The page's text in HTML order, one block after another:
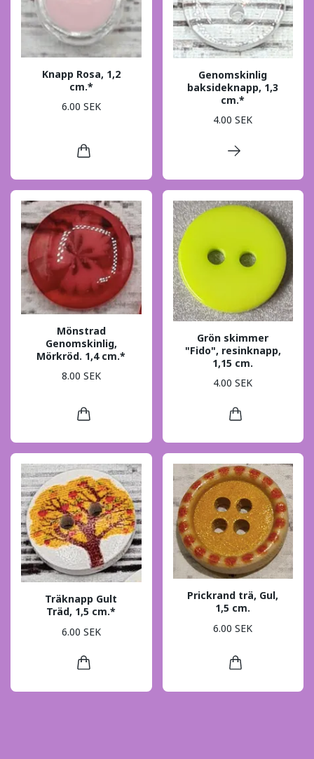
Knapp Rosa, 1,2
cm.*
6.00 SEK
Genomskinlig
baksideknapp, 1,3
cm.*
4.00 SEK
Mönstrad
Genomskinlig,
Mörkröd. 1,4 cm.*
8.00 SEK
Grön skimmer
"Fido", resinknapp,
1,15 cm.
4.00 SEK
Träknapp Gult
Träd, 1,5 cm.*
6.00 SEK
Prickrand trä, Gul,
1,5 cm.
6.00 SEK